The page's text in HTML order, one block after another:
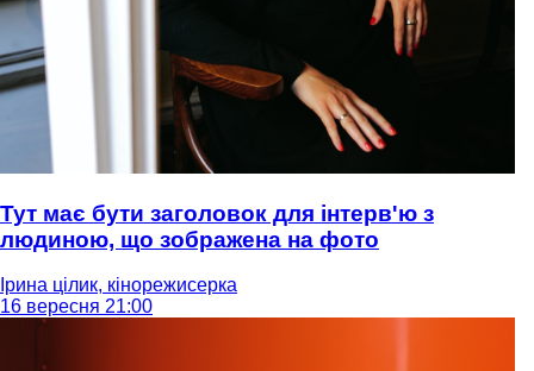
Тут має бути заголовок для інтерв'ю з
людиною, що зображена на фото
Ірина цілик, кінорежисерка
16 вересня 21:00